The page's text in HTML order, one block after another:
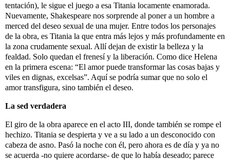
tentación), le sigue el juego a esa Titania locamente enamorada.
Nuevamente, Shakespeare nos sorprende al poner a un hombre a
merced del deseo sexual de una mujer. Entre todos los personajes
de la obra, es Titania la que entra más lejos y más profundamente en
la zona crudamente sexual. Allí dejan de existir la belleza y la
fealdad. Solo quedan el frenesí y la liberación. Como dice Helena
en la primera escena: “El amor puede transformar las cosas bajas y
viles en dignas, excelsas”. Aquí se podría sumar que no solo el
amor transfigura, sino también el deseo.
La sed verdadera
El giro de la obra aparece en el acto III, donde también se rompe el
hechizo. Titania se despierta y ve a su lado a un desconocido con
cabeza de asno. Pasó la noche con él, pero ahora es de día y ya no
se acuerda -no quiere acordarse- de que lo había deseado; parece